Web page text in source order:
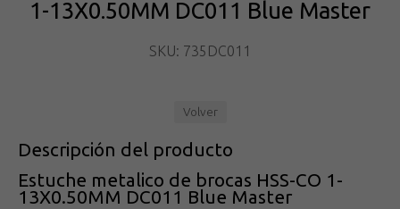
1-13X0.50MM DC011 Blue Master
SKU: 735DC011
Volver
Descripción del producto
Estuche metalico de brocas HSS-CO 1-
13X0.50MM DC011 Blue Master